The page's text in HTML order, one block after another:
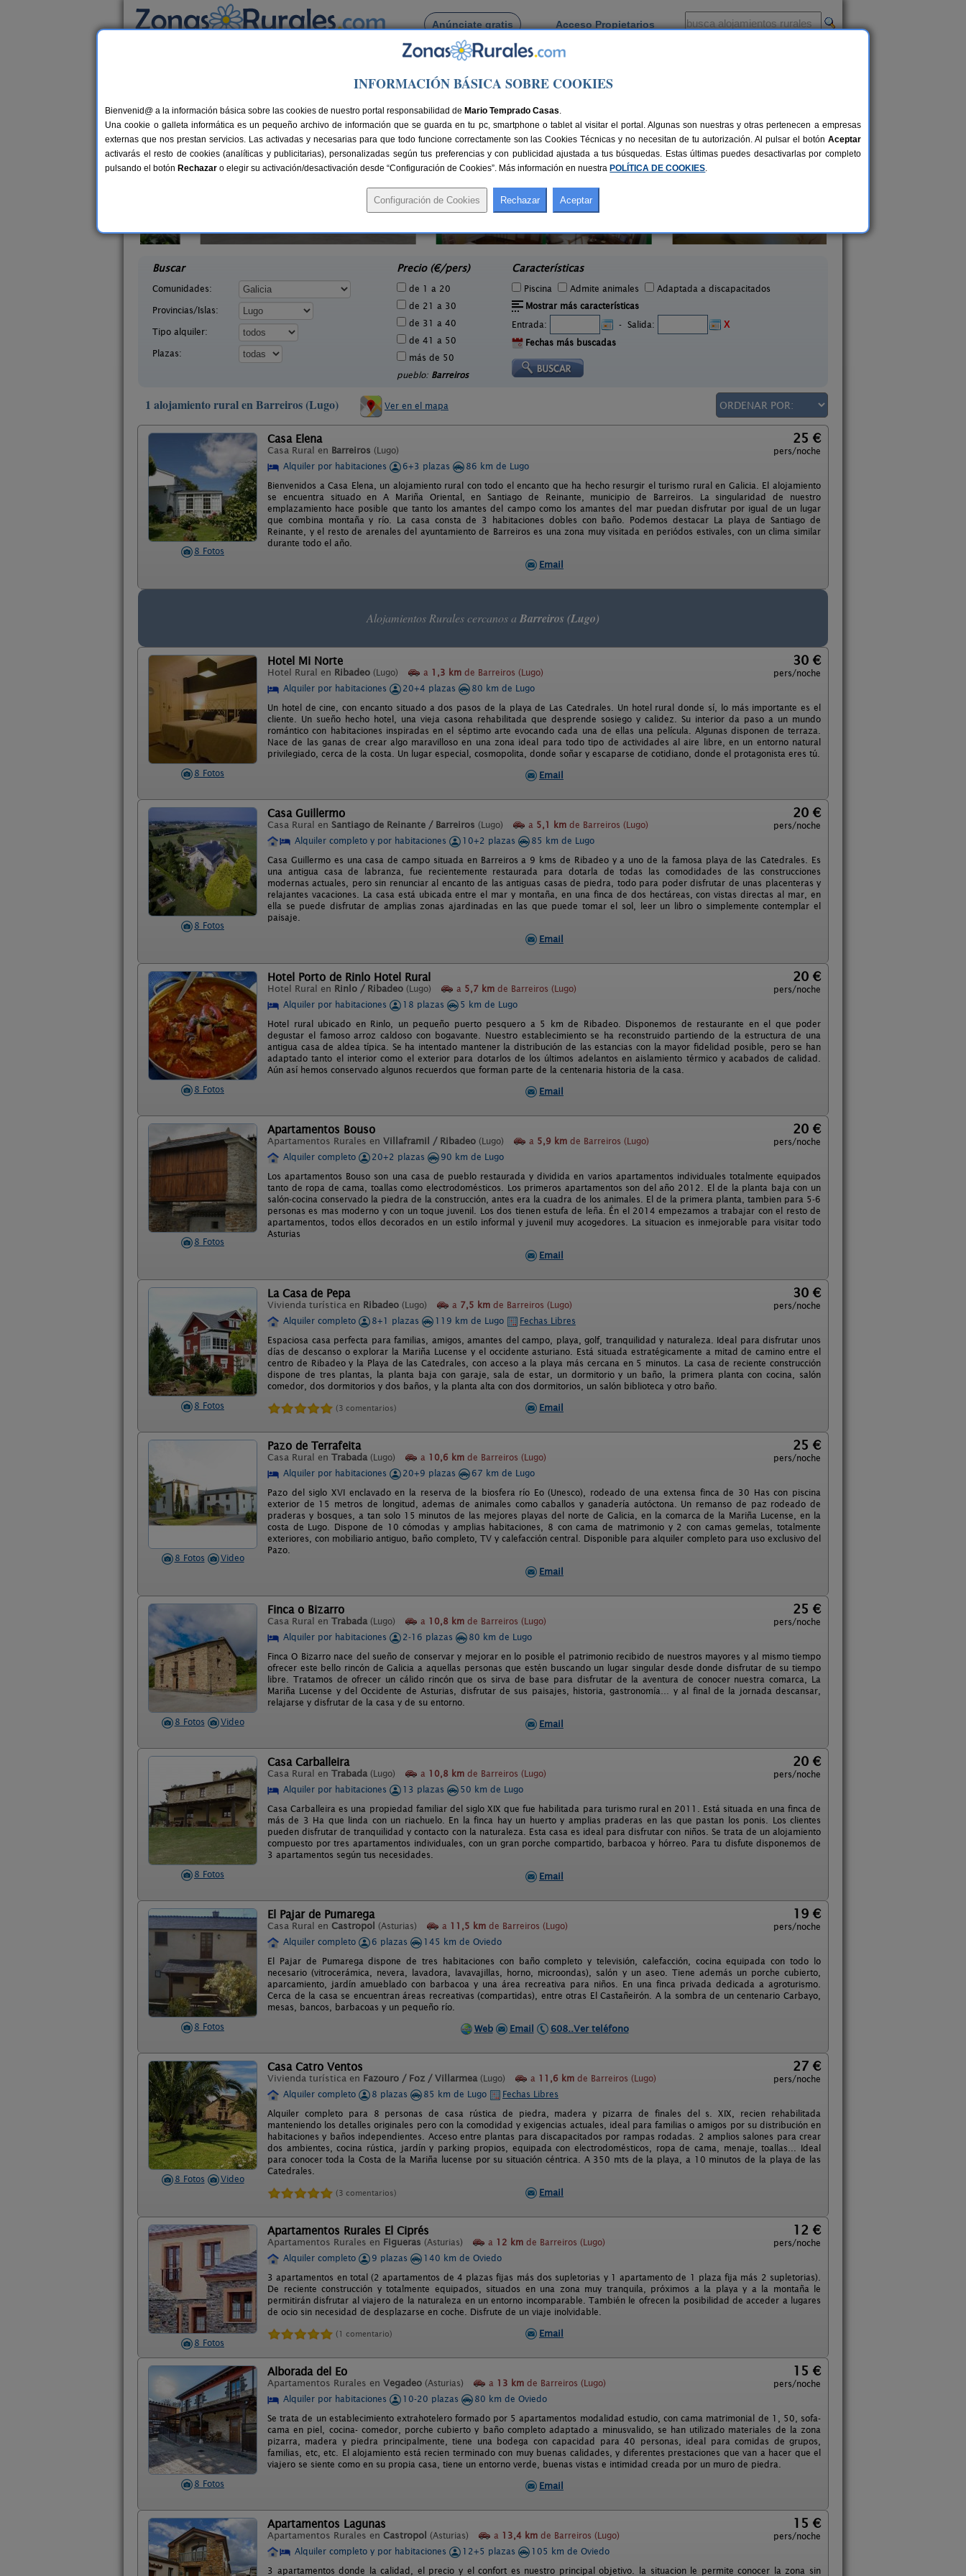
Anúnciate gratis Acceso Propietarios
Busca por pueblo
Casas Rurales en Barreiros
20 €
Casa de Las Flores
Buscar
Comunidades:
Provincias/Islas:
Tipo alquiler:
Plazas:
Precio (€/pers)
de 1 a 20
de 21 a 30
de 31 a 40
de 41 a 50
más de 50
pueblo: Barreiros
Características
Piscina Admite animales
Adaptada a discapacitados
Mostrar más características
Entrada:
- Salida:
X
Fechas más buscadas
1 alojamiento rural en Barreiros (Lugo) Ver en el mapa
8 Fotos
Casa Elena
Casa Rural en Barreiros (Lugo)
25 €
pers/noche
Alquiler por habitaciones
6+3 plazas
86 km de Lugo
Bienvenidos a Casa Elena, un alojamiento rural con todo el encanto que ha hecho resurgir el turismo rural en Galicia. El alojamiento
se encuentra situado en A Mariña Oriental, en Santiago de Reinante, municipio de Barreiros. La singularidad de nuestro
emplazamiento hace posible que tanto los amantes del campo como los amantes del mar puedan disfrutar por igual de un lugar
que combina montaña y río. La casa consta de 3 habitaciones dobles con baño. Podemos destacar La playa de Santiago de
Reinante, y el resto de arenales del ayuntamiento de Barreiros es una zona muy visitada en periódos estivales, con un clima similar
durante todo el año.
Email
Alojamientos Rurales cercanos a Barreiros (Lugo)
8 Fotos
Hotel Mi Norte
Hotel Rural en Ribadeo (Lugo) a 1,3 km de Barreiros (Lugo)
30 €
pers/noche
Alquiler por habitaciones
20+4 plazas
80 km de Lugo
Un hotel de cine, con encanto situado a dos pasos de la playa de Las Catedrales. Un hotel rural donde sí, lo más importante es el
cliente. Un sueño hecho hotel, una vieja casona rehabilitada que desprende sosiego y calidez. Su interior da paso a un mundo
romántico con habitaciones inspiradas en el séptimo arte evocando cada una de ellas una película. Algunas disponen de terraza.
Nace de las ganas de crear algo maravilloso en una zona ideal para todo tipo de actividades al aire libre, en un entorno natural
privilegiado, cerca de la costa. Un lugar especial, cosmopolita, donde soñar y escaparse de cotidiano, donde el protagonista eres tú.
Email
8 Fotos
Casa Guillermo
Casa Rural en Santiago de Reinante / Barreiros (Lugo) a 5,1 km de Barreiros (Lugo)
20 €
pers/noche
Alquiler completo y por habitaciones
10+2 plazas
85 km de Lugo
Casa Guillermo es una casa de campo situada en Barreiros a 9 kms de Ribadeo y a uno de la famosa playa de las Catedrales. Es
una antigua casa de labranza, fue recientemente restaurada para dotarla de todas las comodidades de las construcciones
modernas actuales, pero sin renunciar al encanto de las antiguas casas de piedra, todo para poder disfrutar de unas placenteras y
relajantes vacaciones. La casa está ubicada entre el mar y montaña, en una finca de dos hectáreas, con vistas directas al mar, en
ella se puede disfrutar de amplias zonas ajardinadas en las que puede tomar el sol, leer un libro o simplemente contemplar el
paisaje.
Email
8 Fotos
Hotel Porto de Rinlo Hotel Rural
Hotel Rural en Rinlo / Ribadeo (Lugo) a 5,7 km de Barreiros (Lugo)
20 €
pers/noche
Alquiler por habitaciones
18 plazas
5 km de Lugo
Hotel rural ubicado en Rinlo, un pequeño puerto pesquero a 5 km de Ribadeo. Disponemos de restaurante en el que poder
degustar el famoso arroz caldoso con bogavante. Nuestro establecimiento se ha reconstruido partiendo de la estructura de una
antigua casa de aldea típica. Se ha intentado mantener la distribución de las estancias con la mayor fidelidad posible, pero se han
adaptado tanto el interior como el exterior para dotarlos de los últimos adelantos en aislamiento térmico y acabados de calidad.
Aún así hemos conservado algunos recuerdos que forman parte de la centenaria historia de la casa.
Email
8 Fotos
Apartamentos Bouso
Apartamentos Rurales en Villaframil / Ribadeo (Lugo) a 5,9 km de Barreiros (Lugo)
20 €
pers/noche
Alquiler completo
20+2 plazas
90 km de Lugo
Los apartamentos Bouso son una casa de pueblo restaurada y dividida en varios apartamentos individuales totalmente equipados
tanto de ropa de cama, toallas como electrodomésticos. Los primeros apartamentos son del año 2012. El de la planta baja con un
salón-cocina conservado la piedra de la construcción, antes era la cuadra de los animales. El de la primera planta, tambien para 5-6
personas es mas moderno y con un toque juvenil. Los dos tienen estufa de leña. Én el 2014 empezamos a trabajar con el resto de
apartamentos, todos ellos decorados en un estilo informal y juvenil muy acogedores. La situacion es inmejorable para visitar todo
Asturias
Email
8 Fotos
La Casa de Pepa
Vivienda turística en Ribadeo (Lugo) a 7,5 km de Barreiros (Lugo)
30 €
pers/noche
Alquiler completo
8+1 plazas 119 km de Lugo
Fechas Libres
Espaciosa casa perfecta para familias, amigos, amantes del campo, playa, golf, tranquilidad y naturaleza. Ideal para disfrutar unos
días de descanso o explorar la Mariña Lucense y el occidente asturiano. Está situada estratégicamente a mitad de camino entre el
centro de Ribadeo y la Playa de las Catedrales, con acceso a la playa más cercana en 5 minutos. La casa de reciente construcción
dispone de tres plantas, la planta baja con garaje, sala de estar, un dormitorio y un baño, la primera planta con cocina, salón
comedor, dos dormitorios y dos baños, y la planta alta con dos dormitorios, un salón biblioteca y otro baño.
(3 comentarios) Email
8 Fotos Video
Pazo de Terrafeita
Casa Rural en Trabada (Lugo) a 10,6 km de Barreiros (Lugo)
25 €
pers/noche
Alquiler por habitaciones
20+9 plazas
67 km de Lugo
Pazo del siglo XVI enclavado en la reserva de la biosfera río Eo (Unesco), rodeado de una extensa finca de 30 Has con piscina
exterior de 15 metros de longitud, ademas de animales como caballos y ganadería autóctona. Un remanso de paz rodeado de
praderas y bosques, a tan solo 15 minutos de las mejores playas del norte de Galicia, en la comarca de la Mariña Lucense, en la
costa de Lugo. Dispone de 10 cómodas y amplias habitaciones, 8 con cama de matrimonio y 2 con camas gemelas, totalmente
exteriores, con mobiliario antiguo, baño completo, TV y calefacción central. Disponible para alquiler completo para uso exclusivo del
Pazo.
Email
8 Fotos Video
Finca o Bizarro
Casa Rural en Trabada (Lugo) a 10,8 km de Barreiros (Lugo)
25 €
pers/noche
Alquiler por habitaciones
2-16 plazas
80 km de Lugo
Finca O Bizarro nace del sueño de conservar y mejorar en lo posible el patrimonio recibido de nuestros mayores y al mismo tiempo
ofrecer este bello rincón de Galicia a aquellas personas que estén buscando un lugar singular desde donde disfrutar de su tiempo
libre. Tratamos de ofrecer un cálido rincón que os sirva de base para disfrutar de la aventura de conocer nuestra comarca, La
Mariña Lucense y del Occidente de Asturias, disfrutar de sus paisajes, historia, gastronomía… y al final de la jornada descansar,
relajarse y disfrutar de la casa y de su entorno.
Email
8 Fotos
Casa Carballeira
Casa Rural en Trabada (Lugo) a 10,8 km de Barreiros (Lugo)
20 €
pers/noche
Alquiler por habitaciones
13 plazas
50 km de Lugo
Casa Carballeira es una propiedad familiar del siglo XIX que fue habilitada para turismo rural en 2011. Está situada en una finca de
más de 3 Ha que linda con un riachuelo. En la finca hay un huerto y amplias praderas en las que pastan los ponis. Los clientes
pueden disfrutar de tranquilidad y contacto con la naturaleza. Esta casa es ideal para disfrutar con niños. Se trata de un alojamiento
compuesto por tres apartamentos individuales, con un gran porche compartido, barbacoa y hórreo. Para tu disfute disponemos de
3 apartamentos según tus necesidades.
Email
8 Fotos
El Pajar de Pumarega
Casa Rural en Castropol (Asturias) a 11,5 km de Barreiros (Lugo)
19 €
pers/noche
Alquiler completo
6 plazas
145 km de Oviedo
El Pajar de Pumarega dispone de tres habitaciones con baño completo y televisión, calefacción, cocina equipada con todo lo
necesario (vitrocerámica, nevera, lavadora, lavavajillas, horno, microondas), salón y un aseo. Tiene además un porche cubierto,
aparcamiento, jardín amueblado con barbacoa y una área recreativa para niños. En una finca privada dedicada a agroturismo.
Cerca de la casa se encuentran áreas recreativas (compartidas), entre otras El Castañeirón. A la sombra de un centenario Carbayo,
mesas, bancos, barbacoas y un pequeño río.
Web
Email 608..Ver teléfono
8 Fotos Video
Casa Catro Ventos
Vivienda turística en Fazouro / Foz / Villarmea (Lugo) a 11,6 km de Barreiros (Lugo)
27 €
pers/noche
Alquiler completo
8 plazas 85 km de Lugo
Fechas Libres
Alquiler completo para 8 personas de casa rústica de piedra, madera y pizarra de finales del s. XIX, recien rehabilitada
manteniendo los detalles originales pero con la comodidad y exigencias actuales, ideal para familias o amigos por su distribución en
habitaciones y baños independientes. Acceso entre plantas para discapacitados por rampas rodadas. 2 amplios salones para crear
dos ambientes, cocina rústica, jardín y parking propios, equipada con electrodomésticos, ropa de cama, menaje, toallas... Ideal
para conocer toda la Costa de la Mariña lucense por su situación céntrica. A 350 mts de la playa, a 10 minutos de la playa de las
Catedrales.
(3 comentarios) Email
8 Fotos
Apartamentos Rurales El Ciprés
Apartamentos Rurales en Figueras (Asturias) a 12 km de Barreiros (Lugo)
12 €
pers/noche
Alquiler completo
9 plazas
140 km de Oviedo
3 apartamentos en total (2 apartamentos de 4 plazas fijas más dos supletorias y 1 apartamento de 1 plaza fija más 2 supletorias).
De reciente construcción y totalmente equipados, situados en una zona muy tranquila, próximos a la playa y a la montaña le
permitirán disfrutar al viajero de la naturaleza en un entorno incomparable. También le ofrecen la posibilidad de acceder a lugares
de ocio sin necesidad de desplazarse en coche. Disfrute de un viaje inolvidable.
(1 comentario) Email
8 Fotos
Alborada del Eo
Apartamentos Rurales en Vegadeo (Asturias) a 13 km de Barreiros (Lugo)
15 €
pers/noche
Alquiler por habitaciones
10-20 plazas
80 km de Oviedo
Se trata de un establecimiento extrahotelero formado por 5 apartamentos modalidad estudio, con cama matrimonial de 1, 50, sofa-
cama en piel, cocina- comedor, porche cubierto y baño completo adaptado a minusvalido, se han utilizado materiales de la zona
pizarra, madera y piedra principalmente, tiene una bodega con capacidad para 40 personas, ideal para comidas de grupos,
familias, etc, etc. El alojamiento está recien terminado con muy buenas calidades, y diferentes prestaciones que van a hacer que el
viajero se siente como en su propia casa, tiene un entorno verde, buenas vistas e intimidad creada por un muro de piedra.
Email
Apartamentos Lagunas
Apartamentos Rurales en Castropol (Asturias) a 13,4 km de Barreiros (Lugo)
15 €
pers/noche
Alquiler completo y por habitaciones
12+5 plazas
105 km de Oviedo
3 apartamentos donde la calidad, el precio y el confort es nuestro principal objetivo. la situacion le permite conocer la zona sin
INFORMACIÓN BÁSICA SOBRE COOKIES
Bienvenid@ a la información básica sobre las cookies de nuestro portal responsabilidad de Mario Temprado Casas.
Una cookie o galleta informática es un pequeño archivo de información que se guarda en tu pc, smartphone o tablet al visitar el portal. Algunas son nuestras y otras pertenecen a empresas
externas que nos prestan servicios. Las activadas y necesarias para que todo funcione correctamente son las Cookies Técnicas y no necesitan de tu autorización. Al pulsar el botón Aceptar
activarás el resto de cookies (analíticas y publicitarias), personalizadas según tus preferencias y con publicidad ajustada a tus búsquedas. Estas últimas puedes desactivarlas por completo
pulsando el botón Rechazar o elegir su activación/desactivación desde “Configuración de Cookies”. Más información en nuestra POLÍTICA DE COOKIES.